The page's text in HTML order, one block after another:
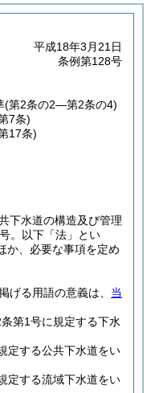
平成18年3月21日
条例第128号
(第2条の2―第2条の4)
7条)
17条)
下水道の構造及び管理
。以下「法」とい
か、必要な事項を定め
げる用語の意義は、 当
第1号に規定する下水
する公共下水道をい
する流域下水道をい